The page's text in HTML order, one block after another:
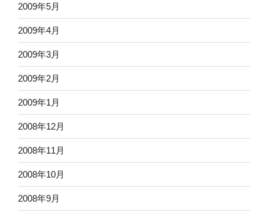
2009年5月
2009年4月
2009年3月
2009年2月
2009年1月
2008年12月
2008年11月
2008年10月
2008年9月